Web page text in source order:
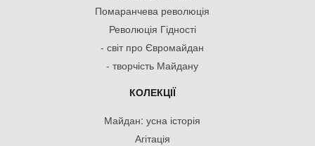
Помаранчева революція
Революція Гідності
- світ про Євромайдан
- творчість Майдану
КОЛЕКЦІЇ
Майдан: усна історія
Агітація